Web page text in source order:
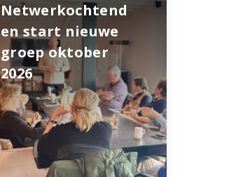
Netwerkochtend
en start nieuwe
groep oktober
2026